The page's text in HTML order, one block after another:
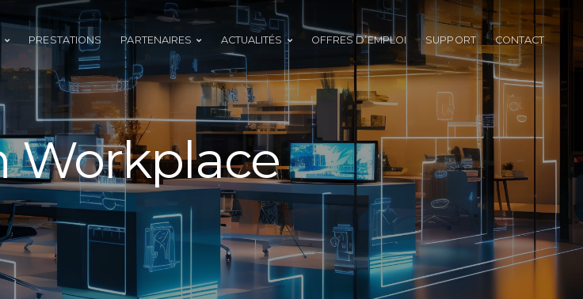
PRESTATIONS PARTENAIRES ACTUALITÉS OFFRES D’EMPLOI SUPPORT CONTACT
Workplace